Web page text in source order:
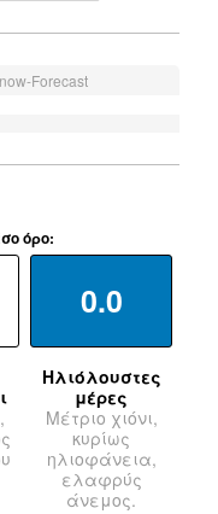
Forecast
όρο:
0.0
Ηλιόλουστες
μέρες
Μέτριο χιόνι,
κυρίως
ηλιοφάνεια,
ελαφρύς
άνεμος.